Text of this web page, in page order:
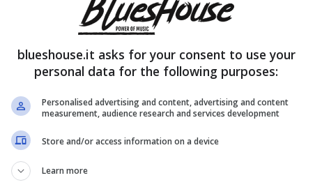
blueshouse.it asks for your consent to use your
personal data for the following purposes:
Personalised advertising and content, advertising and content
measurement, audience research and services development
Store and/or access information on a device
Learn more